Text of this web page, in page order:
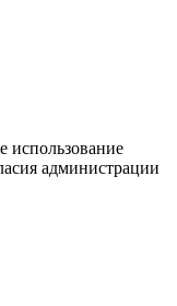
использование
администрации